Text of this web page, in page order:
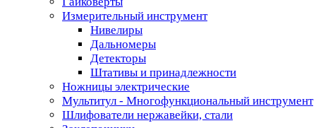
Измерительный инструмент
Нивелиры
Дальномеры
Детекторы
Штативы и принадлежности
Ножницы электрические
Мультитул - Многофункциональный инструмент
Шлифователи нержавейки, стали